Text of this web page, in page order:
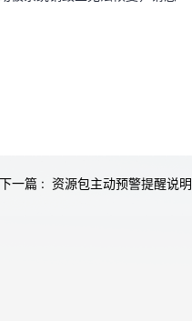
下一篇 : 资源包主动预警提醒说明